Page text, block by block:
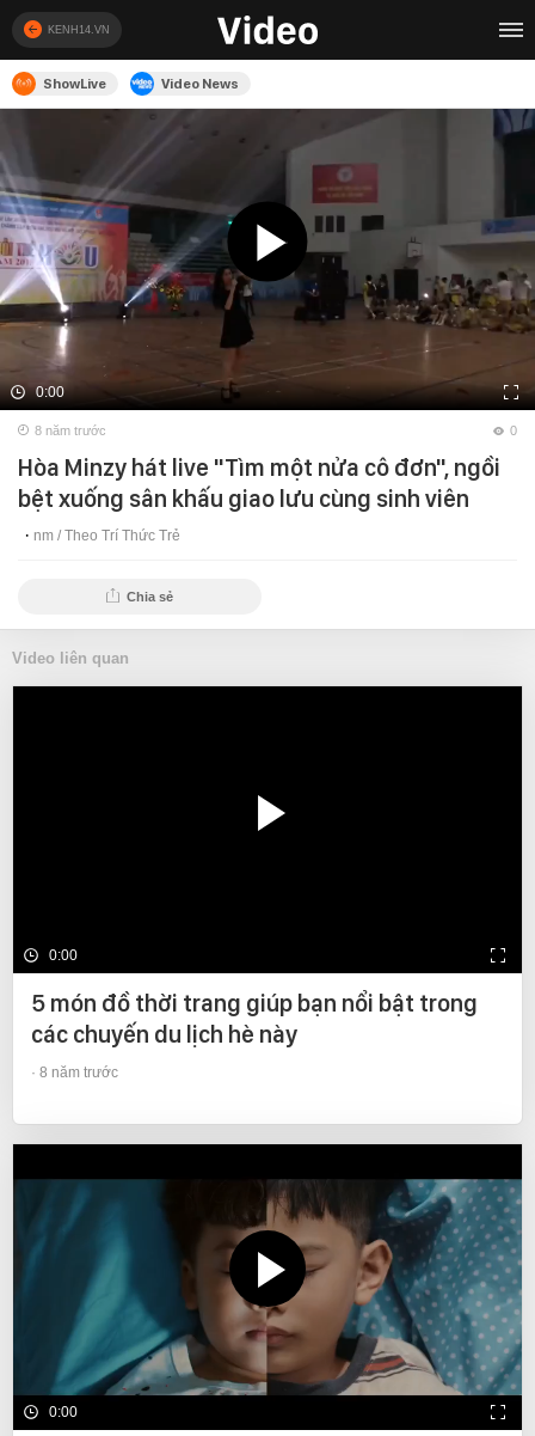
KENH14.VN
ShowLive Video News
0:00
8 năm trước 0
Hòa Minzy hát live "Tìm một nửa cô đơn", ngồi
bệt xuống sân khấu giao lưu cùng sinh viên
nm / Theo Trí Thức Trẻ
Chia sẻ
Video liên quan
0:00
5 món đồ thời trang giúp bạn nổi bật trong
các chuyến du lịch hè này
8 năm trước
0:00